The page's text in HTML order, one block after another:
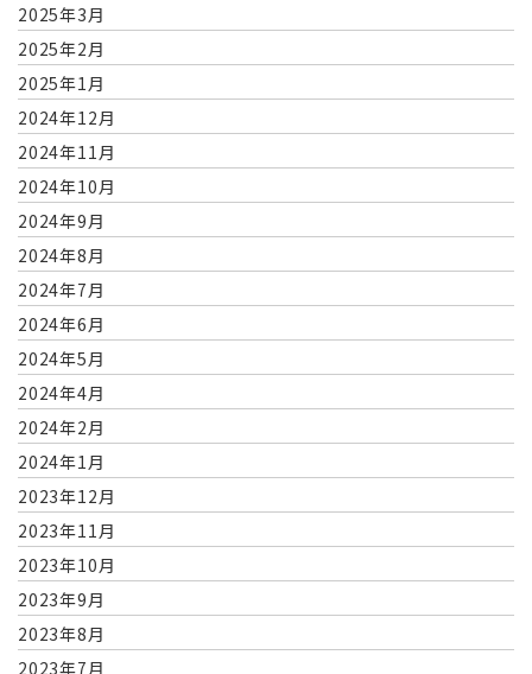
2025年3月
2025年2月
2025年1月
2024年12月
2024年11月
2024年10月
2024年9月
2024年8月
2024年7月
2024年6月
2024年5月
2024年4月
2024年2月
2024年1月
2023年12月
2023年11月
2023年10月
2023年9月
2023年8月
2023年7月